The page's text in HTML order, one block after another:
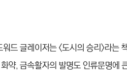
드 글레이저는 <도시의 승리>라는
약, 금속활자의 발명도 인류문명에